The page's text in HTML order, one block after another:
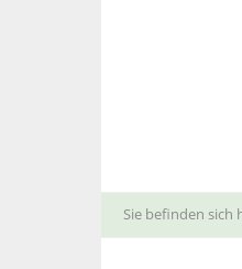
Sie befinden sich